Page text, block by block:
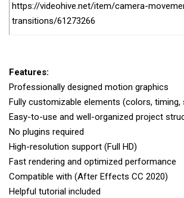
https://videohive.net/item/camera-
transitions/61273266
Features:
Professionally designed motion graphics
Fully customizable elements (colors, timing,
Easy-to-use and well-organized project
No plugins required
High-resolution support (Full HD)
Fast rendering and optimized performance
Compatible with (After Effects CC 2020)
Helpful tutorial included